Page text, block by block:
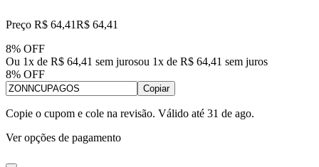
Preço R$ 64,41R$ 64,41
8% OFF
Ou 1x de R$ 64,41 sem jurosou 1x de R$ 64,41 sem juros
8% OFF
Copiar
Copie o cupom e cole na revisão. Válido até 31 de ago.
Ver opções de pagamento